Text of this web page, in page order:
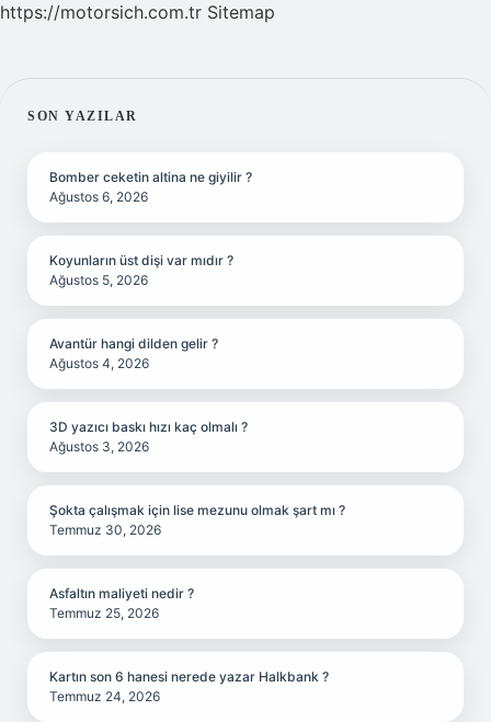
https://motorsich.com.tr Sitemap
SIDEBAR
SON YAZILAR
Bomber ceketin altina ne giyilir ?
Ağustos 6, 2026
Koyunların üst dişi var mıdır ?
Ağustos 5, 2026
Avantür hangi dilden gelir ?
Ağustos 4, 2026
3D yazıcı baskı hızı kaç olmalı ?
Ağustos 3, 2026
Şokta çalışmak için lise mezunu olmak şart mı ?
Temmuz 30, 2026
Asfaltın maliyeti nedir ?
Temmuz 25, 2026
Kartın son 6 hanesi nerede yazar Halkbank ?
Temmuz 24, 2026